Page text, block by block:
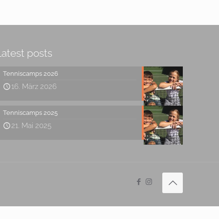
posts
Tenniscamps 2026
16. März 2026
Tenniscamps 2025
21. Mai 2025